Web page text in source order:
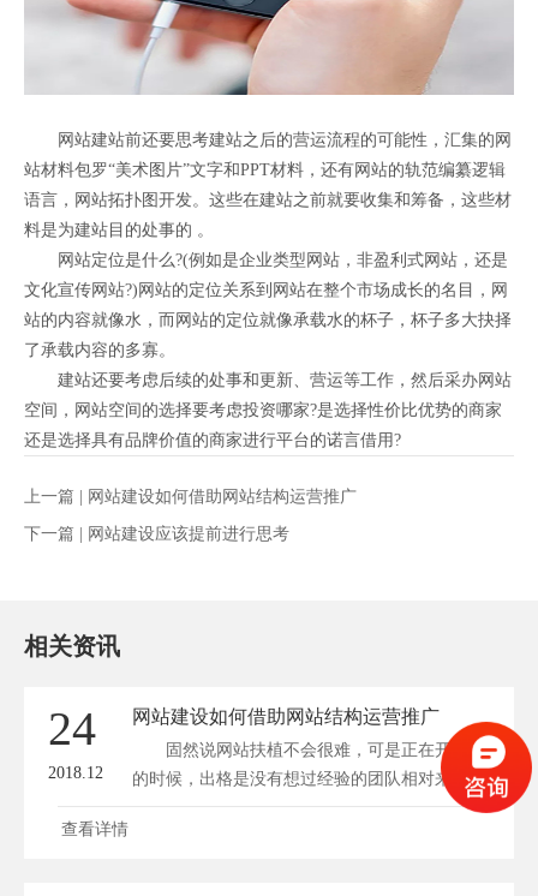
网站建站前还要思考建站之后的营运流程的可能性，汇集的网
站材料包罗“美术图片”文字和PPT材料，还有网站的轨范编纂逻辑
语言，网站拓扑图开发。这些在建站之前就要收集和筹备，这些材
料是为建站目的处事的 。
网站定位是什么?(例如是企业类型网站，非盈利式网站，还是
文化宣传网站?)网站的定位关系到网站在整个市场成长的名目，网
站的内容就像水，而网站的定位就像承载水的杯子，杯子多大抉择
了承载内容的多寡。
建站还要考虑后续的处事和更新、营运等工作，然后采办网站
空间，网站空间的选择要考虑投资哪家?是选择性价比优势的商家
还是选择具有品牌价值的商家进行平台的诺言借用?
上一篇 | 网站建设如何借助网站结构运营推广
下一篇 | 网站建设应该提前进行思考
相关资讯
24
2018.12
网站建设如何借助网站结构运营推广
固然说网站扶植不会很难，可是正在开始做
的时候，出格是没有想过经验的团队相对来说
是...
查看详情